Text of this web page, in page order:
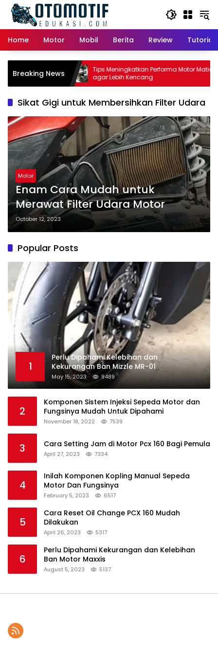
content
Home
Motor Mobil Berita Review Tutorial
Breaking News
Matic:
Pemilik
Tips Meningkatkan Performa Motor Matic
agar Lebih Kencang
Sikat Gigi untuk Membersihkan Filter Udara
Motor
Enam Cara Mudah untuk
Merawat Filter Udara Motor
October 12, 2023
Popular Posts
1
Perlu Dipahami Kelebihan dan
Kekurangan Ban Mizzle MR-01
May 15, 2023 9489
2
Komponen Sistem Injeksi Sepeda Motor dan
Fungsinya Mudah Untuk Dipahami
November 18, 2022 7539
3 Cara Setting Jam di Motor Pcx 160 Bagi Pemula
April 27, 2023 7334
4
Inilah Komponen Kopling Manual Sepeda
Motor Dan Fungsinya
February 5, 2023 6517
5
Cara Reset Oil Change PCX 160 Mudah
Dilakukan
April 26, 2023 5317
6
Perlu Dipahami Kekurangan dan Kelebihan
Ban Motor Maxxis
August 5, 2023 5137